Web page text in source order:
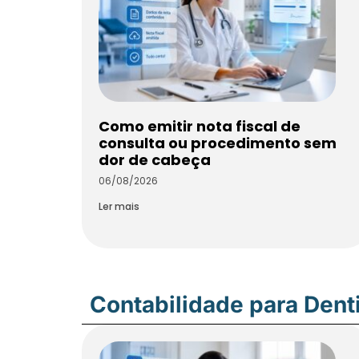
Como emitir nota fiscal de
consulta ou procedimento sem
dor de cabeça
06/08/2026
Ler mais
Contabilidade para